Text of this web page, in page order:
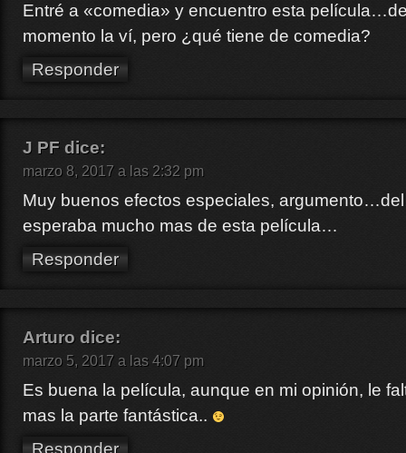
Entré a «comedia» y encuentro esta
momento la ví, pero ¿qué tiene de comedia?
Responder
J PF dice:
marzo 8, 2017 a las 2:32 pm
Muy buenos efectos especiales,
esperaba mucho mas de esta película…
Responder
Arturo dice:
marzo 5, 2017 a las 4:07 pm
Es buena la película, aunque en mi opinión, le
mas la parte fantástica..
Responder